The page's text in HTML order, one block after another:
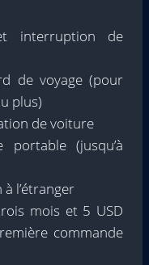
interruption de
de voyage (pour
plus)
de voiture
(jusqu’à
l’étranger
mois et 5 USD
commande